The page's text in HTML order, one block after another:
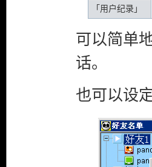
「用户纪录」
可以简单
话。
也可以设